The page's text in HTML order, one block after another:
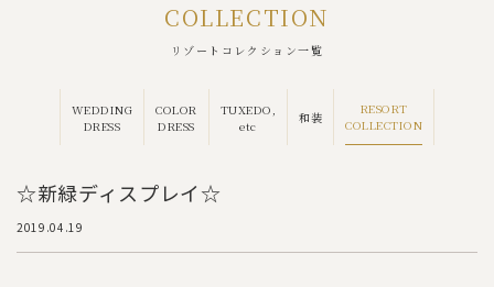
COLLECTION
リゾートコレクション一覧
WEDDING
DRESS
COLOR
DRESS
TUXEDO,
etc
和装
RESORT
COLLECTION
☆新緑ディスプレイ☆
2019.04.19